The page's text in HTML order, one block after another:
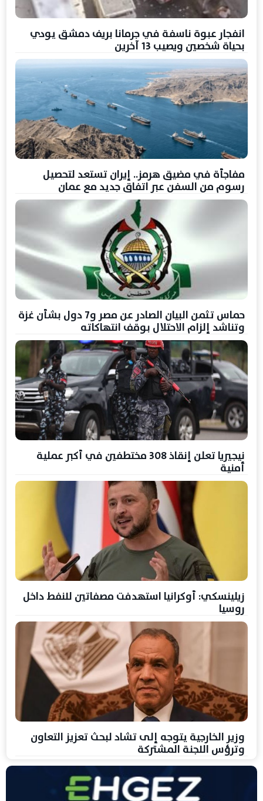
انفجار عبوة ناسفة في جرمانا بريف دمشق يودي
بحياة شخصين ويصيب 13 آخرين
مفاجأة في مضيق هرمز.. إيران تستعد لتحصيل
رسوم من السفن عبر اتفاق جديد مع عمان
حماس تثمن البيان الصادر عن مصر و7 دول بشأن غزة
وتناشد إلزام الاحتلال بوقف انتهاكاته
نيجيريا تعلن إنقاذ 308 مختطفين في أكبر عملية
أمنية
زيلينسكي: أوكرانيا استهدفت مصفاتين للنفط داخل
روسيا
وزير الخارجية يتوجه إلى تشاد لبحث تعزيز التعاون
وترؤس اللجنة المشتركة